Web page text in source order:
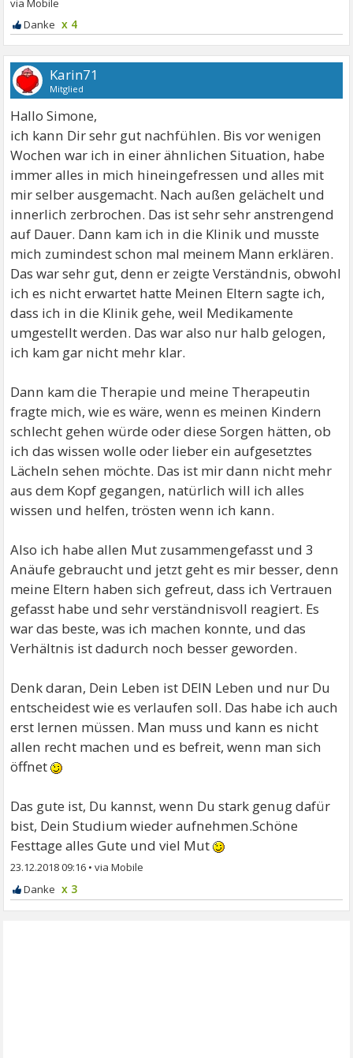
x 4
Karin71
Mitglied
Hallo Simone,
ich kann Dir sehr gut nachfühlen. Bis vor wenigen
Wochen war ich in einer ähnlichen Situation, habe
immer alles in mich hineingefressen und alles mit
mir selber ausgemacht. Nach außen gelächelt und
innerlich zerbrochen. Das ist sehr sehr anstrengend
auf Dauer. Dann kam ich in die Klinik und musste
mich zumindest schon mal meinem Mann erklären.
Das war sehr gut, denn er zeigte Verständnis, obwohl
ich es nicht erwartet hatte Meinen Eltern sagte ich,
dass ich in die Klinik gehe, weil Medikamente
umgestellt werden. Das war also nur halb gelogen,
ich kam gar nicht mehr klar.
Dann kam die Therapie und meine Therapeutin
fragte mich, wie es wäre, wenn es meinen Kindern
schlecht gehen würde oder diese Sorgen hätten, ob
ich das wissen wolle oder lieber ein aufgesetztes
Lächeln sehen möchte. Das ist mir dann nicht mehr
aus dem Kopf gegangen, natürlich will ich alles
wissen und helfen, trösten wenn ich kann.
Also ich habe allen Mut zusammengefasst und 3
Anäufe gebraucht und jetzt geht es mir besser, denn
meine Eltern haben sich gefreut, dass ich Vertrauen
gefasst habe und sehr verständnisvoll reagiert. Es
war das beste, was ich machen konnte, und das
Verhältnis ist dadurch noch besser geworden.
Denk daran, Dein Leben ist DEIN Leben und nur Du
entscheidest wie es verlaufen soll. Das habe ich auch
erst lernen müssen. Man muss und kann es nicht
allen recht machen und es befreit, wenn man sich
öffnet
Das gute ist, Du kannst, wenn Du stark genug dafür
bist, Dein Studium wieder aufnehmen.Schöne
Festtage alles Gute und viel Mut
23.12.2018 09:16 •
x 3